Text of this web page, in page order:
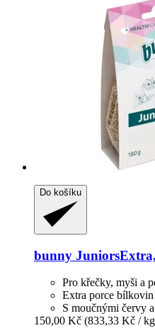
Do košíku
bunny
Pro křečky, myši a
Extra porce
S moučnými červy
150,00 Kč (833,33 Kč /